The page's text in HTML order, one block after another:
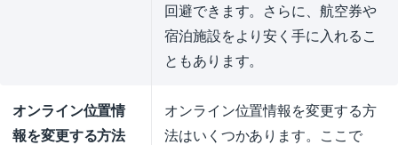
回避できます。さらに、航空券や
宿泊施設をより安く手に入れるこ
ともあります。
オンライン位置情
報を変更する方法
オンライン位置情報を変更する方
法はいくつかあります。ここで